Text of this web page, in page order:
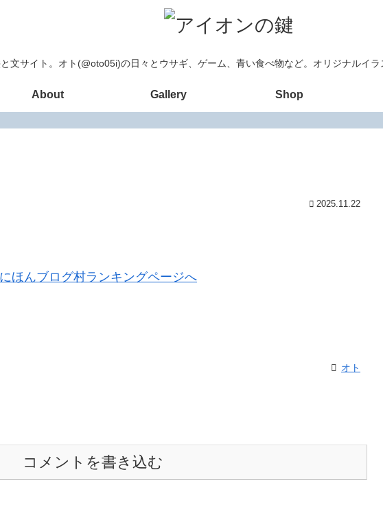
文サイト。オト(@oto05i)の日々とウサギ、ゲーム、青い食べ物など。オリジナルイラ
About Gallery Shop
2025.11.22
オト
コメントを書き込む